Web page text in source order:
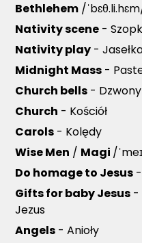
Bethlehem /
Nativity scene -
Nativity play -
Midnight Mass -
Church bells -
Church - Kościół
Carols - Kolędy
Wise Men / Magi /
Do homage to Jesus
Gifts for baby Jesus -
Jezus
Angels - Anioły